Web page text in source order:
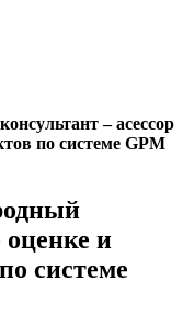
– асессор
по системе GPM
оценке и
системе